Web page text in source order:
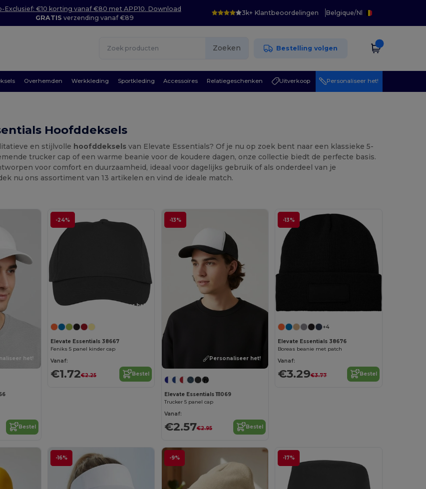
Exclusief: €10 korting vanaf €80 met APP10. Download
GRATIS verzending vanaf €89
3k+ Klantbeoordelingen Belgique/Nl
Zoeken Bestelling volgen
Overhemden Werkkleding Sportkleding Accessoires Relatiegeschenken Uitverkoop Personaliseer het!
Hoofddeksels
en stijlvolle hoofddeksels van Elevate Essentials? Of je nu op zoek bent naar een klassieke 5-
trucker cap of een warme beanie voor de koudere dagen, onze collectie biedt de perfecte basis.
voor comfort en duurzaamheid, ideaal voor dagelijks gebruik of als onderdeel van je
nu ons assortiment van 13 artikelen en vind de ideale match.
het!
Bestel
-24%
Personaliseer het!
Elevate Essentials 38667
Feniks 5 panel kinder cap
Vanaf:
€1.72€2.25 Bestel
-13%
Personaliseer het!
Elevate Essentials 111069
Trucker 5 panel cap
Vanaf:
€2.57€2.95 Bestel
-13%
+4
Elevate Essentials 38676
Boreas beanie met patch
Vanaf:
€3.29€3.77 Bestel
-16% -9% -17%